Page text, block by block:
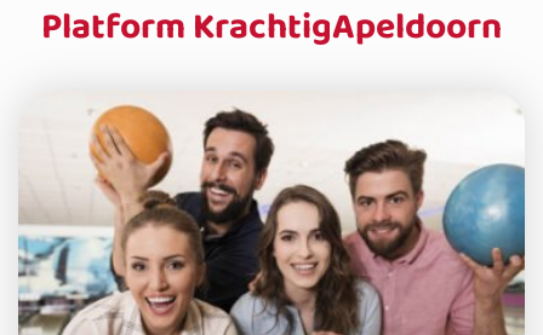
Platform KrachtigApeldoorn